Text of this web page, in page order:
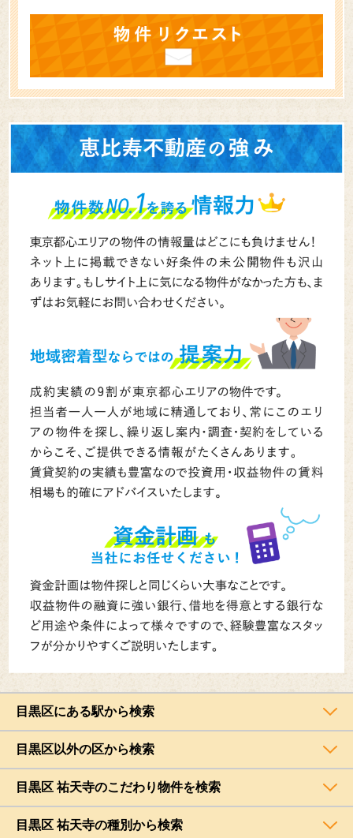
目黒区にある駅から検索
目黒区以外の区から検索
目黒区 祐天寺のこだわり物件を検索
目黒区 祐天寺の種別から検索